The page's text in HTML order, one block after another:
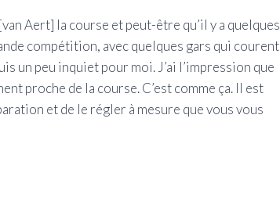
Aert] la course et peut-être qu’il y a quelques
compétition, avec quelques gars qui courent
un peu inquiet pour moi. J’ai l’impression que
proche de la course. C’est comme ça. Il est
et de le régler à mesure que vous vous